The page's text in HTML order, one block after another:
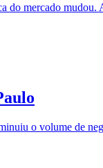
do mercado
o volume de